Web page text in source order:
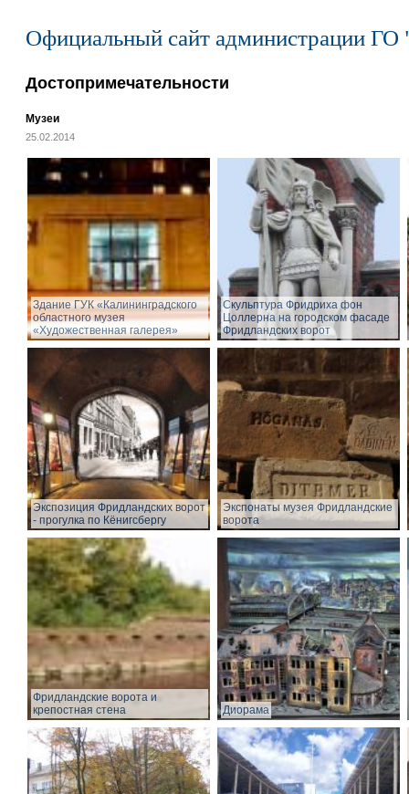
Официальный сайт администрации ГО
Достопримечательности
Музеи
25.02.2014
Здание ГУК «Калининградского
областного музея
«Художественная галерея»
Cкульптура Фридриха фон
Цоллерна на городском фасаде
Фридландских ворот
Экспозиция Фридландских ворот
- прогулка по Кёнигсбергу
Экспонаты музея Фридландские
ворота
Фридландские ворота и
крепостная стена
Диорама